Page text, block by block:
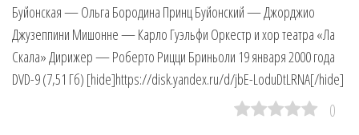
Буйонская — Ольга Бородина Принц Буйонский — Джорджио
Джузеппини Мишонне — Карло Гуэльфи Оркестр и хор театра «Ла
Скала» Дирижер — Роберто Рицци Бриньоли 19 января 2000 года
DVD-9 (7,51 Гб) [hide]https://disk.yandex.ru/d/jbE-LoduDtLRNA[/hide]
0